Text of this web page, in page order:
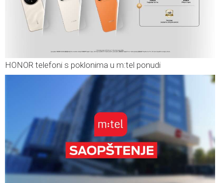
HONOR telefoni s poklonima u m:tel ponudi